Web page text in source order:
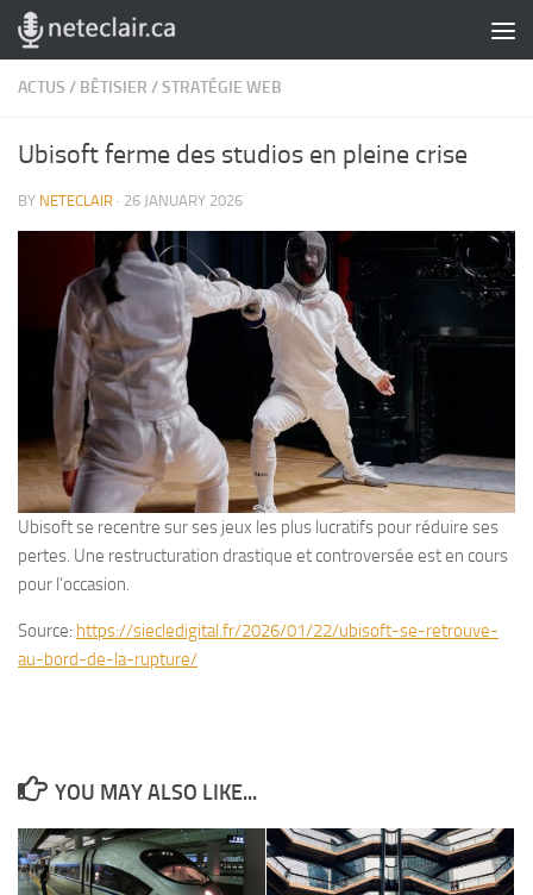
Skip to content
ACTUS / BÊTISIER /STRATÉGIE WEB
Ubisoft ferme des studios en pleine crise
BY NETECLAIR · 26 JANUARY 2026
Ubisoft se recentre sur ses jeux les plus lucratifs pour réduire ses
pertes. Une restructuration drastique et controversée est en cours
pour l’occasion.
Source: https://siecledigital.fr/2026/01/22/ubisoft-se-retrouve-
au-bord-de-la-rupture/
YOU MAY ALSO LIKE...